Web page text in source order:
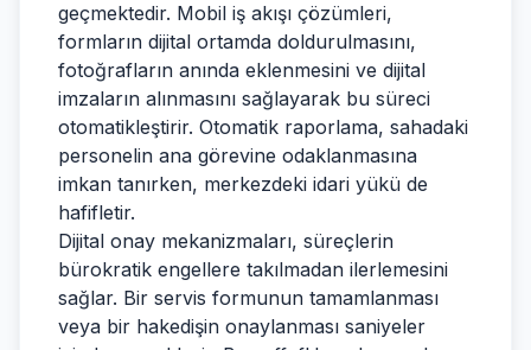
geçmektedir. Mobil iş akışı çözümleri,
formların dijital ortamda doldurulmasını,
fotoğrafların anında eklenmesini ve dijital
imzaların alınmasını sağlayarak bu süreci
otomatikleştirir. Otomatik raporlama, sahadaki
personelin ana görevine odaklanmasına
imkan tanırken, merkezdeki idari yükü de
hafifletir.
Dijital onay mekanizmaları, süreçlerin
bürokratik engellere takılmadan ilerlemesini
sağlar. Bir servis formunun tamamlanması
veya bir hakedişin onaylanması saniyeler